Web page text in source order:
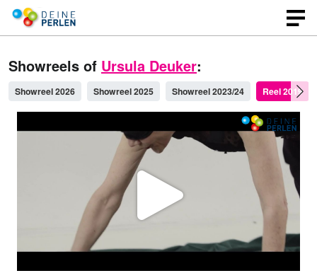
Showreels of Ursula Deuker:
Showreel 2026 Showreel 2025 Showreel 2023/24 Reel 2019
P
l